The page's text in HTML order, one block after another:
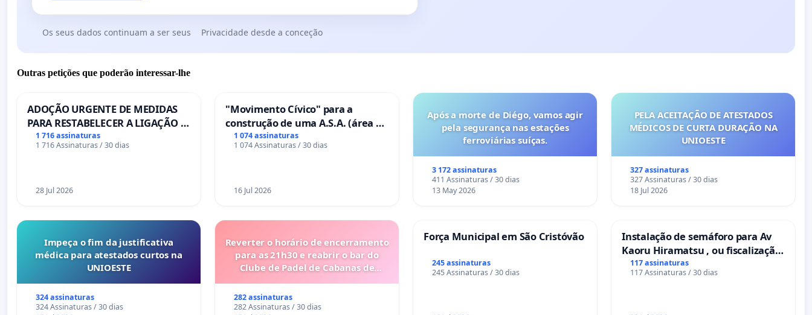
Os seus dados continuam a ser seus Privacidade desde a conceção
Outras petições que poderão interessar-lhe
ADOÇÃO URGENTE DE MEDIDAS
PARA RESTABELECER A LIGAÇÃO -
PONTE RS-129
1 716 assinaturas
1 716 Assinaturas / 30 dias
28 Jul 2026
"Movimento Cívico" para a
construção de uma A.S.A. (área de
serviços para autocaravanas) em
Coimbra
1 074 assinaturas
1 074 Assinaturas / 30 dias
16 Jul 2026
Após a morte de Diégo, vamos agir
pela segurança nas estações
ferroviárias suíças.
3 172 assinaturas
411 Assinaturas / 30 dias
13 May 2026
PELA ACEITAÇÃO DE ATESTADOS
MÉDICOS DE CURTA DURAÇÃO NA
UNIOESTE
327 assinaturas
327 Assinaturas / 30 dias
18 Jul 2026
Impeça o fim da justificativa
médica para atestados curtos na
UNIOESTE
324 assinaturas
324 Assinaturas / 30 dias
Reverter o horário de encerramento
para as 21h30 e reabrir o bar do
Clube de Padel de Cabanas de
282 assinaturas
282 Assinaturas / 30 dias
Força Municipal em São Cristóvão
245 assinaturas
245 Assinaturas / 30 dias
Instalação de semáforo para Av
Kaoru Hiramatsu , ou fiscalização
Eletrônica
117 assinaturas
117 Assinaturas / 30 dias